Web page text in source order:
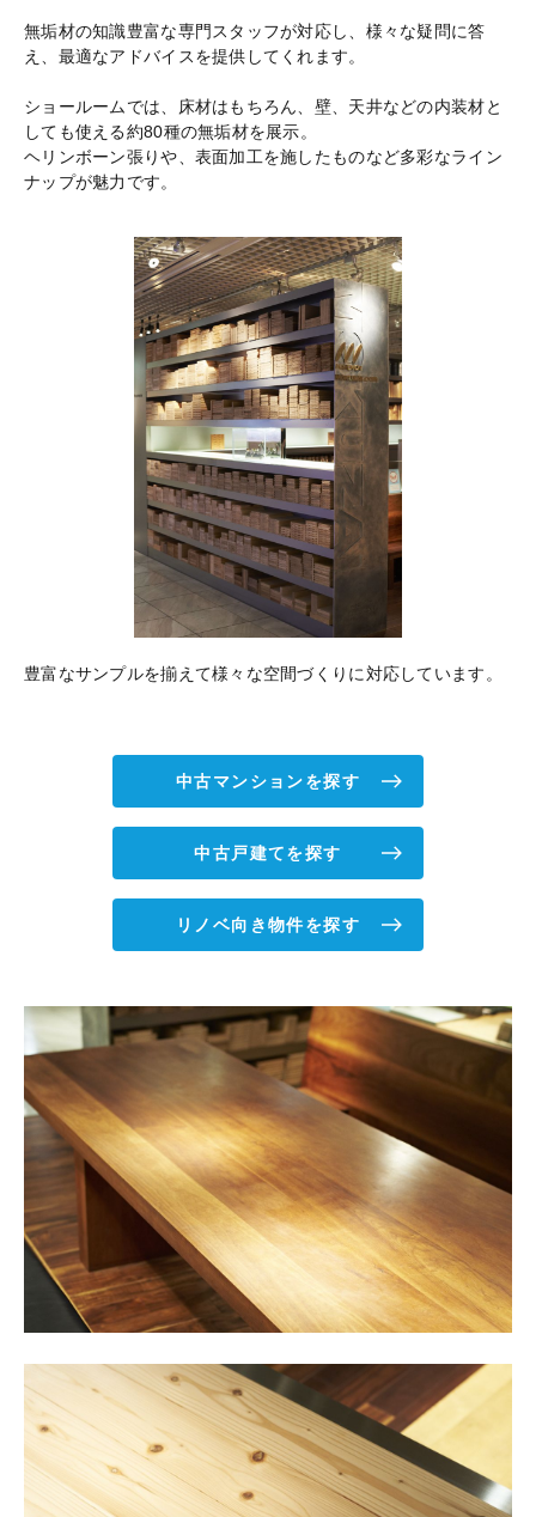
無垢材の知識豊富な専門スタッフが対応し、様々な疑問に答
え、最適なアドバイスを提供してくれます。
ショールームでは、床材はもちろん、壁、天井などの内装材と
しても使える約80種の無垢材を展示。
ヘリンボーン張りや、表面加工を施したものなど多彩なライン
ナップが魅力です。
豊富なサンプルを揃えて様々な空間づくりに対応しています。
中古マンションを探す
中古戸建てを探す
リノベ向き物件を探す